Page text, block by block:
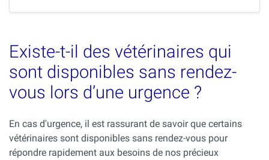
Existe-t-il des vétérinaires qui
sont disponibles sans rendez-
vous lors d’une urgence ?
En cas d'urgence, il est rassurant de savoir que certains
vétérinaires sont disponibles sans rendez-vous pour
répondre rapidement aux besoins de nos précieux